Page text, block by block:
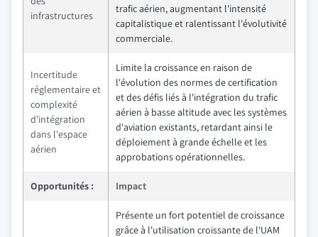
infrastructures
trafic aérien, augmentant l'intensité
capitalistique et ralentissant l'évolutivité
commerciale.
Incertitude
réglementaire et
complexité
d'intégration
dans l'espace
aérien
Limite la croissance en raison de
l'évolution des normes de certification
et des défis liés à l'intégration du trafic
aérien à basse altitude avec les systèmes
d'aviation existants, retardant ainsi le
déploiement à grande échelle et les
approbations opérationnelles.
Opportunités : Impact
Présente un fort potentiel de croissance
grâce à l'utilisation croissante de l'UAM